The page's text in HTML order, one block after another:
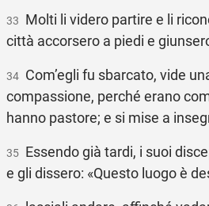
33 Molti li videro partire e li
città accorsero a piedi e
34 Com’egli fu sbarcato, vide
compassione, perché erano
hanno pastore; e si mise a
35 Essendo già tardi, i suoi
e gli dissero: «Questo luogo è